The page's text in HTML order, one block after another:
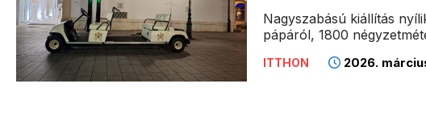
Nagyszabású kiállítás
pápáról, 1800
ITTHON 2026.